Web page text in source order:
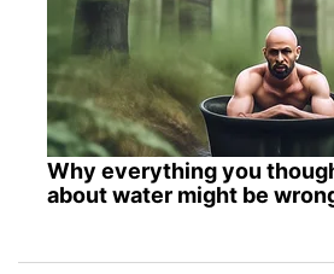
Why everything you
about water might be